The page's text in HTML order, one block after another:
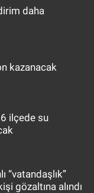
daha
kazanacak
ilçede su
“vatandaşlık”
gözaltına alındı